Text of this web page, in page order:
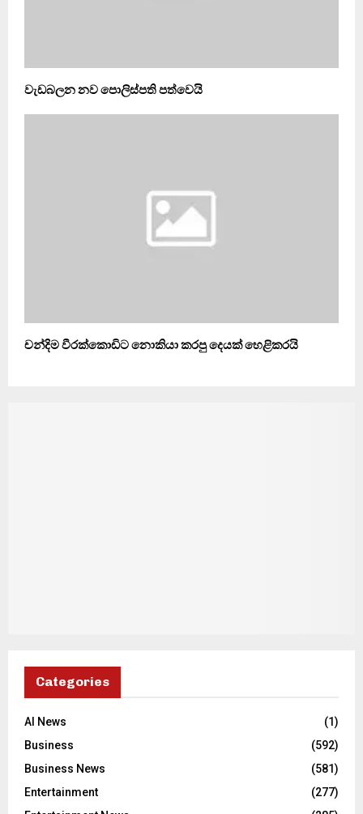
වැඩබලන නව පොලිස්පති පත්වෙයි
චන්දිම වීරක්කොඩිට නොකියා කරපු දෙයක් හෙළිකරයි
Categories
AI News
(1)
Business
(592)
Business News
(581)
Entertainment
(277)